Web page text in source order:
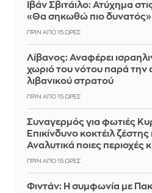
Ιβάν Σβιτάιλο: Ατύχημα
«Θα σηκωθώ πιο δυνατός»
ΠΡΙΝ ΑΠΌ 15 ΏΡΕΣ
Λίβανος: Αναφέρει
χωριό του νότου παρά την
λιβανικού στρατού
ΠΡΙΝ ΑΠΌ 15 ΏΡΕΣ
Συναγερμός για φωτιές
Επικίνδυνο κοκτέιλ
Αναλυτικά ποιες περιοχές
ΠΡΙΝ ΑΠΌ 15 ΏΡΕΣ
Φιντάν: Η συμφωνία με